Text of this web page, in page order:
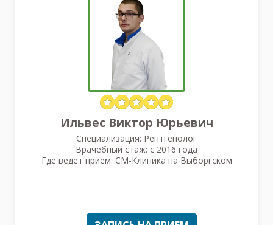
Ильвес Виктор Юрьевич
Специализация: Рентгенолог
Врачебный стаж: с 2016 года
Где ведет прием: СМ-Клиника на Выборгском